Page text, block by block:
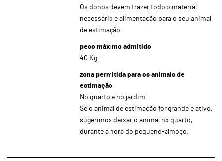
Os donos devem trazer todo o material
necessário e alimentação para o seu animal
de estimação.
peso máximo admitido
40 Kg
zona permitida para os animais de
estimação
No quarto e no jardim.
Se o animal de estimação for grande e ativo,
sugerimos deixar o animal no quarto,
durante a hora do pequeno-almoço.